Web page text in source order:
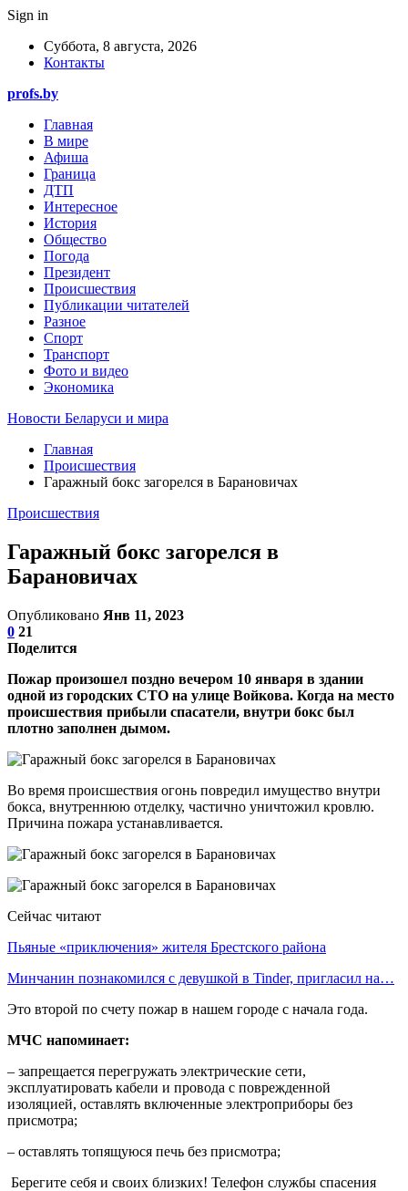
Sign in
Суббота, 8 августа, 2026
Контакты
profs.by
Главная
В мире
Афиша
Граница
ДТП
Интересное
История
Общество
Погода
Президент
Происшествия
Публикации читателей
Разное
Спорт
Транспорт
Фото и видео
Экономика
Новости Беларуси и мира
Главная
Происшествия
Гаражный бокс загорелся в Барановичах
Происшествия
Гаражный бокс загорелся в
Барановичах
Опубликовано Янв 11, 2023
0 21
Поделится
Пожар произошел поздно вечером 10 января в здании
одной из городских СТО на улице Войкова. Когда на место
происшествия прибыли спасатели, внутри бокс был
плотно заполнен дымом.
Во время происшествия огонь повредил имущество внутри
бокса, внутреннюю отделку, частично уничтожил кровлю.
Причина пожара устанавливается.
Сейчас читают
Пьяные «приключения» жителя Брестского района
Минчанин познакомился с девушкой в Tinder, пригласил на…
Это второй по счету пожар в нашем городе с начала года.
МЧС напоминает:
– запрещается перегружать электрические сети,
эксплуатировать кабели и провода с поврежденной
изоляцией, оставлять включенные электроприборы без
присмотра;
– оставлять топящуюся печь без присмотра;
Берегите себя и своих близких! Телефон службы спасения